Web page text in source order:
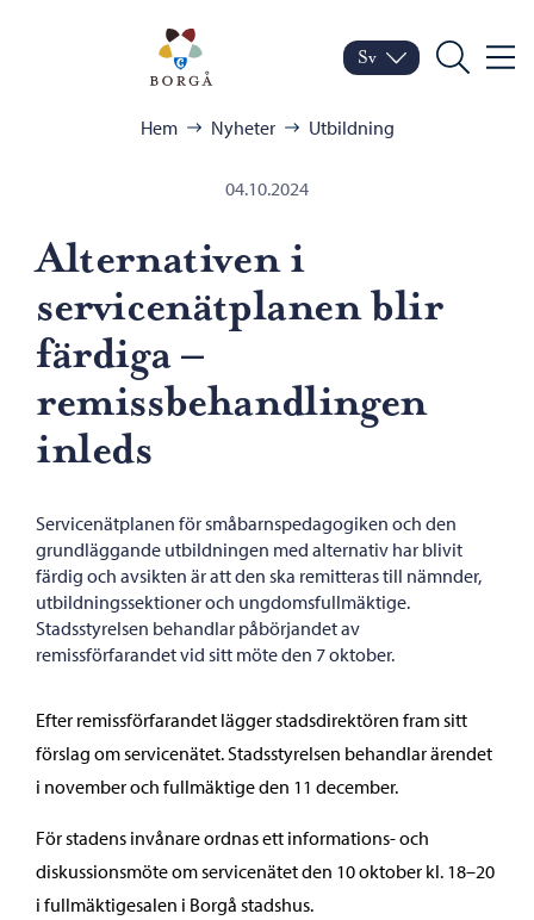
Porvoo – Gå till
Byt språk
Nuvarande språk:
Sv
Sök Meny
Hem Nyheter Utbildning
04.10.2024
Alternativen i
servicenätplanen blir
färdiga –
remissbehandlingen
inleds
Servicenätplanen för småbarnspedagogiken och den
grundläggande utbildningen med alternativ har blivit
färdig och avsikten är att den ska remitteras till nämnder,
utbildningssektioner och ungdomsfullmäktige.
Stadsstyrelsen behandlar påbörjandet av
remissförfarandet vid sitt möte den 7 oktober.
Efter remissförfarandet lägger stadsdirektören fram sitt
förslag om servicenätet. Stadsstyrelsen behandlar ärendet
i november och fullmäktige den 11 december.
För stadens invånare ordnas ett informations- och
diskussionsmöte om servicenätet den 10 oktober kl. 18–20
i fullmäktigesalen i Borgå stadshus.